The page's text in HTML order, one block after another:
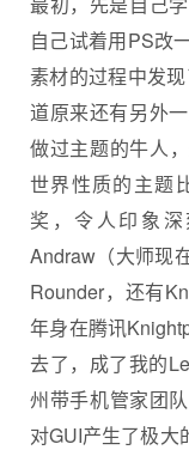
自己试着用PS改
素材的过程中发
道原来还有另外
做过主题的牛人
世界性质的主题
奖，令人印象深
Andraw（大师现
Rounder，还有
年身在腾讯
去了，成了我的
州带手机管家团
对GUI产生了极大